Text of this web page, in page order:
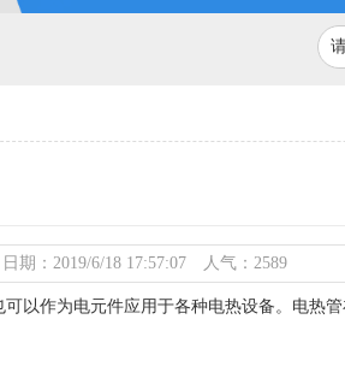
：2019/6/18 17:57:07 人气：2589
以作为电元件应用于各种电热设备。电热